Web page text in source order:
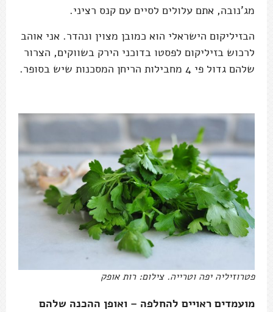
מג'נובה, אתם עלולים לסיים עם קנס רציני.
הבזיליקום הישראלי הוא כמובן מצוין ונהדר. אני אוהב
לרכוש בזיליקום לפסטו בדוכני הירק בשווקים, הצרור
שלהם גדול פי 4 מחבילות הריחן המסכנות שיש בסופר.
פטרוזיליה יפה וטרייה. צילום: רות אופק
מועמדים ראויים להחלפה – ואופן ההכנה שלהם